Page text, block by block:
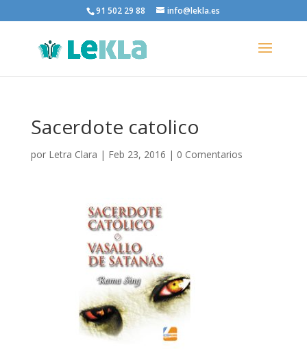
91 502 29 88 info@lekla.es
Sacerdote catolico
por Letra Clara | Feb 23, 2016 | 0 Comentarios